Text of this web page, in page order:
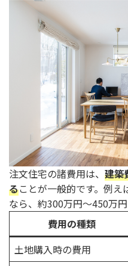
注文住宅の諸費用は、 建築
ることが一般的です。例
なら、約300万円～450万
費用の種類
土地購入時の費用